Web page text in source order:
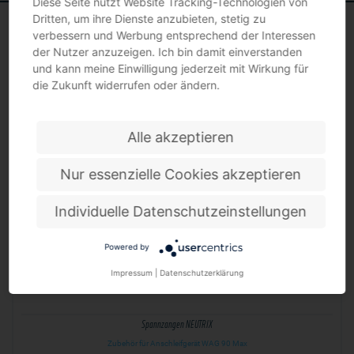
SPANNZANGEN
Spannzangen NEUTRIX
Zubehör für Anschleifgerät WAG 90 Max
Dritten, um ihre Dienste anzubieten, stetig zu
verbessern und Werbung entsprechend der Interessen
der Nutzer anzuzeigen. Ich bin damit einverstanden
und kann meine Einwilligung jederzeit mit Wirkung für
die Zukunft widerrufen oder ändern.
Alle akzeptieren
Nur essenzielle Cookies akzeptieren
Individuelle Datenschutzeinstellungen
Powered by
Impressum Datenschutzerklärung